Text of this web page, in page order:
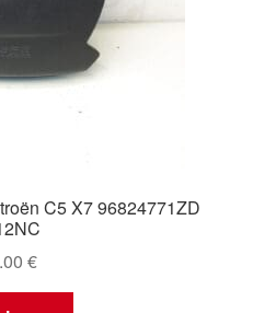
C5 X7 96824771ZD
€